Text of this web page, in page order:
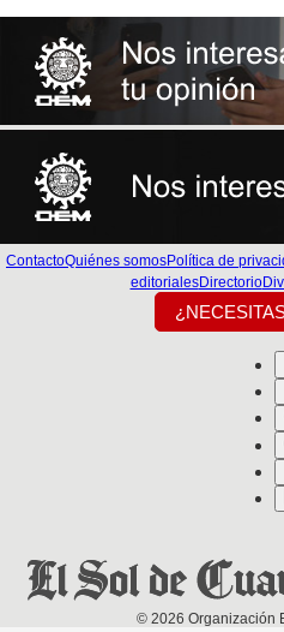
ContactoQuiénes somosPolítica de
editorialesDirectorio
© 2026 Organización